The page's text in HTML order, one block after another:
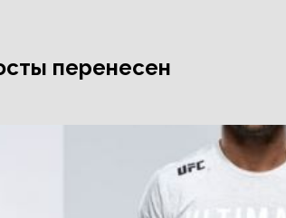
перенесен